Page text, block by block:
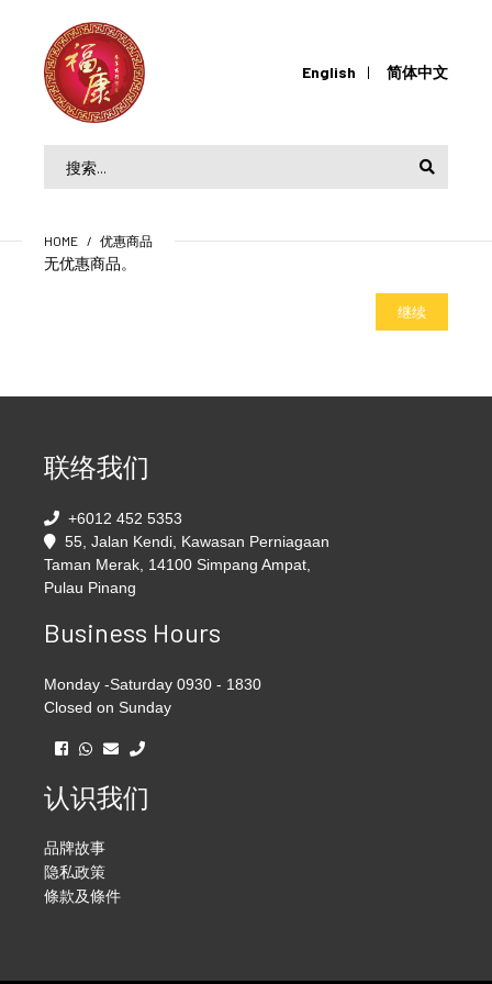
English 简体中文
HOME 优惠商品
无优惠商品。
继续
联络我们
+6012 452 5353
55, Jalan Kendi, Kawasan Perniagaan
Taman Merak, 14100 Simpang Ampat,
Pulau Pinang
Business Hours
Monday -Saturday 0930 - 1830
Closed on Sunday
认识我们
品牌故事
隐私政策
條款及條件